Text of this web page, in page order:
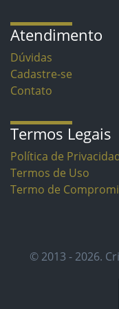
Atendimento
Dúvidas
Cadastre-se
Contato
Termos Legais
Política de
Termos de Uso
Termo de
© 2013 - 2026.